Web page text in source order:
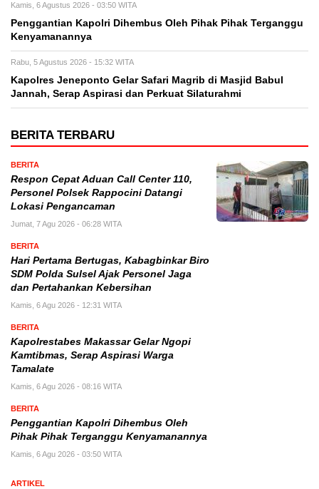
Kamis, 6 Agustus 2026 - 03:50 WITA
Penggantian Kapolri Dihembus Oleh Pihak Pihak Terganggu
Kenyamanannya
Rabu, 5 Agustus 2026 - 15:32 WITA
Kapolres Jeneponto Gelar Safari Magrib di Masjid Babul
Jannah, Serap Aspirasi dan Perkuat Silaturahmi
BERITA TERBARU
BERITA
Respon Cepat Aduan Call Center 110,
Personel Polsek Rappocini Datangi
Lokasi Pengancaman
Jumat, 7 Agu 2026 - 06:28 WITA
BERITA
Hari Pertama Bertugas, Kabagbinkar Biro
SDM Polda Sulsel Ajak Personel Jaga
dan Pertahankan Kebersihan
Kamis, 6 Agu 2026 - 12:31 WITA
BERITA
Kapolrestabes Makassar Gelar Ngopi
Kamtibmas, Serap Aspirasi Warga
Tamalate
Kamis, 6 Agu 2026 - 08:16 WITA
BERITA
Penggantian Kapolri Dihembus Oleh
Pihak Pihak Terganggu Kenyamanannya
Kamis, 6 Agu 2026 - 03:50 WITA
ARTIKEL